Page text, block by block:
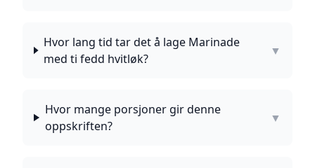
Hvor lang tid tar det å lage Marinade
med ti fedd hvitløk?
▼
Hvor mange porsjoner gir denne
oppskriften?
▼